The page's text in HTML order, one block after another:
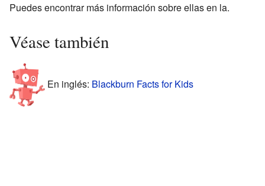
Puedes encontrar más información sobre ellas en la.
Véase también
En inglés: Blackburn Facts for Kids